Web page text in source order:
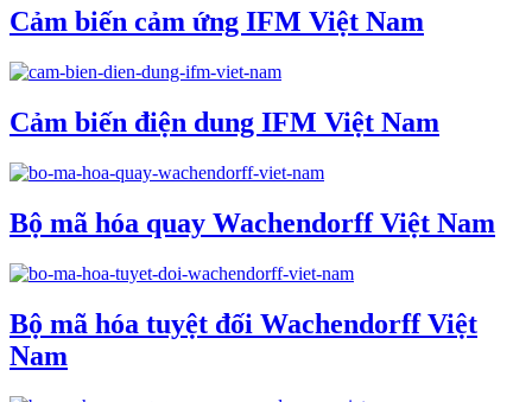
Cảm biến cảm ứng IFM Việt Nam
Cảm biến điện dung IFM Việt Nam
Bộ mã hóa quay Wachendorff Việt Nam
Bộ mã hóa tuyệt đối Wachendorff Việt
Nam